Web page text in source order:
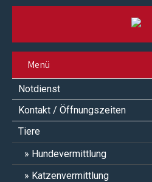
Menü
Notdienst
Kontakt / Öffnungszeiten
Tiere
Hundevermittlung
Katzenvermittlung